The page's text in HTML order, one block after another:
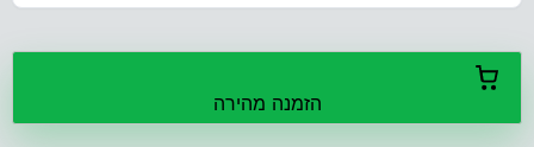
הזמנה מהירה